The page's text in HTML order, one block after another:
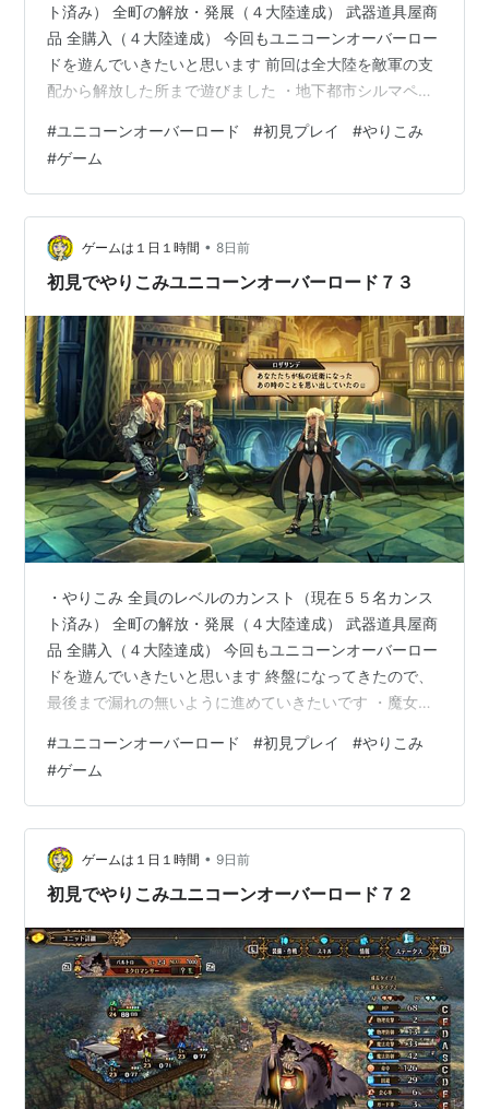
ト済み） 全町の解放・発展（４大陸達成） 武器道具屋商
品 全購入（４大陸達成） 今回もユニコーンオーバーロー
ドを遊んでいきたいと思います 前回は全大陸を敵軍の支
配から解放した所まで遊びました ・地下都市シルマペル
できる町を助けて周ろうと思います
#ユニコーンオーバーロード #初見プレイ #やりこみ
#ゲーム
ゲームは１日１時間 • 8日前
初見でやりこみユニコーンオーバーロード７３
・やりこみ 全員のレベルのカンスト（現在５５名カンス
ト済み） 全町の解放・発展（４大陸達成） 武器道具屋商
品 全購入（４大陸達成） 今回もユニコーンオーバーロー
ドを遊んでいきたいと思います 終盤になってきたので、
最後まで漏れの無いように進めていきたいです ・魔女の
れで解放できる大陸は最後になる・・・はず、たぶんｗ
#ユニコーンオーバーロード #初見プレイ #やりこみ
#ゲーム
ゲームは１日１時間 • 9日前
初見でやりこみユニコーンオーバーロード７２